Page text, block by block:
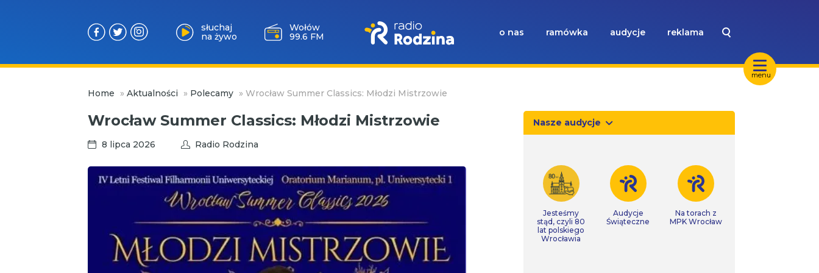
menu
słuchaj
na żywo
Wołów
99.6 FM
o nas ramówka audycje reklama
Home » Aktualności » Polecamy » Wrocław Summer Classics: Młodzi Mistrzowie
Wrocław Summer Classics: Młodzi Mistrzowie
8 lipca 2026 Radio Rodzina
Nasze audycje
Jesteśmy
stąd, czyli 80
lat polskiego
Wrocławia
Audycje
Świąteczne
Na torach z
MPK Wrocław